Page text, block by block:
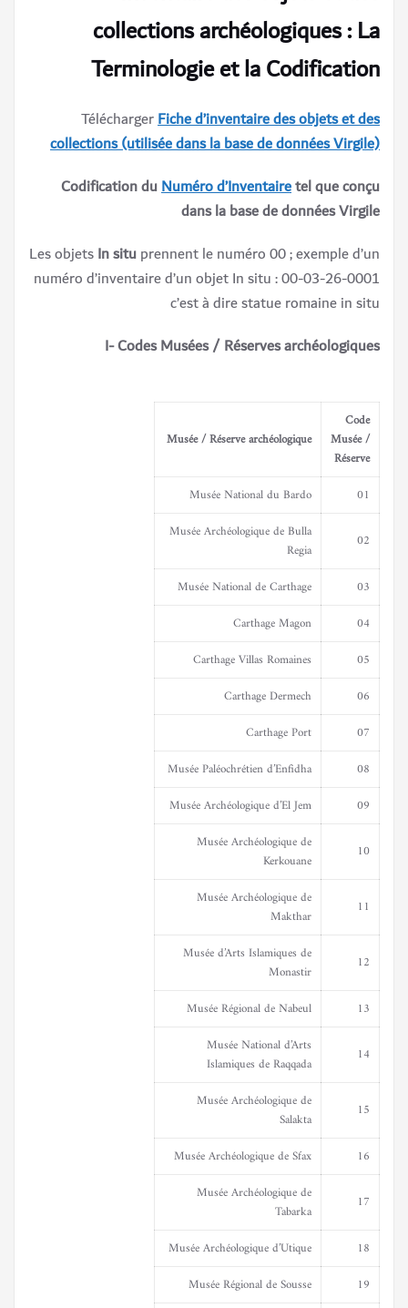
collections archéologiques : La
Terminologie et la Codification
TéléchargerFiche d’inventaire des objets et des
collections (utilisée dans la base de données Virgile)
Codification duNuméro d’Inventairetel que conçu
dans la base de données Virgile
Les objetsIn situprennent le numéro 00 ; exemple d’un
numéro d’inventaire d’un objet In situ : 00-03-26-0001
c’est à dire statue romaine in situ
I- Codes Musées / Réserves archéologiques
Code
Musée /
Réserve
Musée / Réserve archéologique
01
Musée National du Bardo
02
Musée Archéologique de Bulla
Regia
03
Musée National de Carthage
04
Carthage Magon
05
Carthage Villas Romaines
06
Carthage Dermech
07
Carthage Port
08
Musée Paléochrétien d’Enfidha
09
Musée Archéologique d’El Jem
10
Musée Archéologique de
Kerkouane
11
Musée Archéologique de
Makthar
12
Musée d’Arts Islamiques de
Monastir
13
Musée Régional de Nabeul
14
Musée National d’Arts
Islamiques de Raqqada
15
Musée Archéologique de
Salakta
16
Musée Archéologique de Sfax
17
Musée Archéologique de
Tabarka
18
Musée Archéologique d’Utique
19
Musée Régional de Sousse